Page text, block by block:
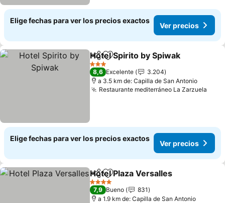
Elige fechas para ver los precios exactos
Ver precios
CompartirAgregar a favoritos
Hotel Spirito by Spiwak
3 Estrellas
8,6 Excelente
3.204
a 3.5 km de: Capilla de San Antonio
Restaurante mediterráneo La Zarzuela
Elige fechas para ver los precios exactos
Ver precios
CompartirAgregar a favoritos
Hotel Plaza Versalles
4 Estrellas
7,9 Bueno
831
a 1.9 km de: Capilla de San Antonio